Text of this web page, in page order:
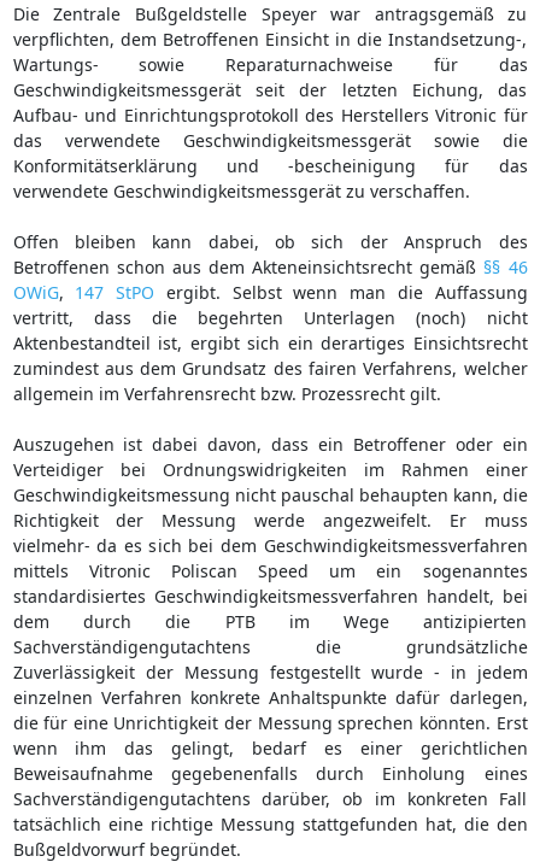
Die Zentrale Bußgeldstelle Speyer war antragsgemäß zu
verpflichten, dem Betroffenen Einsicht in die Instandsetzung-,
Wartungs- sowie Reparaturnachweise für das
Geschwindigkeitsmessgerät seit der letzten Eichung, das
Aufbau- und Einrichtungsprotokoll des Herstellers Vitronic für
das verwendete Geschwindigkeitsmessgerät sowie die
Konformitätserklärung und -bescheinigung für das
verwendete Geschwindigkeitsmessgerät zu verschaffen.
Offen bleiben kann dabei, ob sich der Anspruch des
Betroffenen schon aus dem Akteneinsichtsrecht gemäß §§ 46
OWiG, 147 StPO ergibt. Selbst wenn man die Auffassung
vertritt, dass die begehrten Unterlagen (noch) nicht
Aktenbestandteil ist, ergibt sich ein derartiges Einsichtsrecht
zumindest aus dem Grundsatz des fairen Verfahrens, welcher
allgemein im Verfahrensrecht bzw. Prozessrecht gilt.
Auszugehen ist dabei davon, dass ein Betroffener oder ein
Verteidiger bei Ordnungswidrigkeiten im Rahmen einer
Geschwindigkeitsmessung nicht pauschal behaupten kann, die
Richtigkeit der Messung werde angezweifelt. Er muss
vielmehr- da es sich bei dem Geschwindigkeitsmessverfahren
mittels Vitronic Poliscan Speed um ein sogenanntes
standardisiertes Geschwindigkeitsmessverfahren handelt, bei
dem durch die PTB im Wege antizipierten
Sachverständigengutachtens die grundsätzliche
Zuverlässigkeit der Messung festgestellt wurde - in jedem
einzelnen Verfahren konkrete Anhaltspunkte dafür darlegen,
die für eine Unrichtigkeit der Messung sprechen könnten. Erst
wenn ihm das gelingt, bedarf es einer gerichtlichen
Beweisaufnahme gegebenenfalls durch Einholung eines
Sachverständigengutachtens darüber, ob im konkreten Fall
tatsächlich eine richtige Messung stattgefunden hat, die den
Bußgeldvorwurf begründet.